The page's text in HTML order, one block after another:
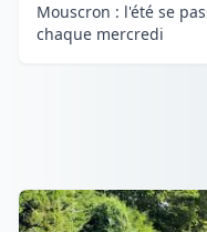
Mouscron : l'été se
chaque mercredi